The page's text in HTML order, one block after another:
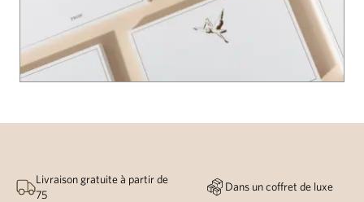
Livraison gratuite à partir de
75
Dans un coffret de luxe